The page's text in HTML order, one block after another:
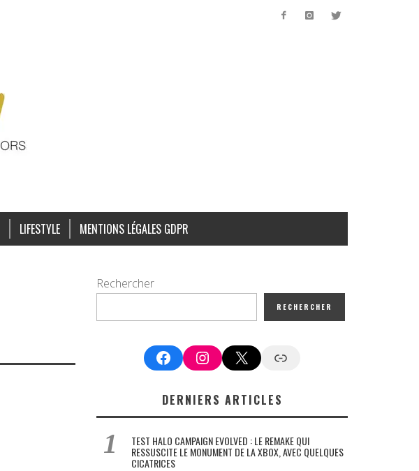
LIFESTYLE MENTIONS LÉGALES GDPR
Rechercher
RECHERCHER
FacebookInstagram
X Google News
DERNIERS ARTICLES
TEST HALO CAMPAIGN EVOLVED : LE REMAKE QUI
RESSUSCITE LE MONUMENT DE LA XBOX, AVEC QUELQUES
CICATRICES